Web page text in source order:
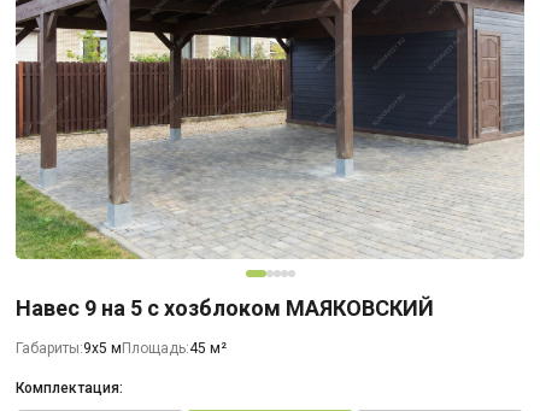
Навес 9 на 5 с хозблоком МАЯКОВСКИЙ
Габариты:9х5 м Площадь:45 м²
Комплектация: